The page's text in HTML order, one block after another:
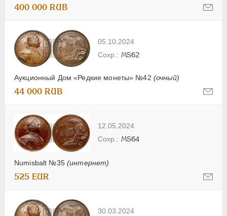
400 000 RUB
05.10.2024
Аукционный Дом «Редкие монеты» №42 (очный)
MS62
44 000 RUB
12.05.2024
Numisbalt №35 (интернет)
MS64
525 EUR
30.03.2024